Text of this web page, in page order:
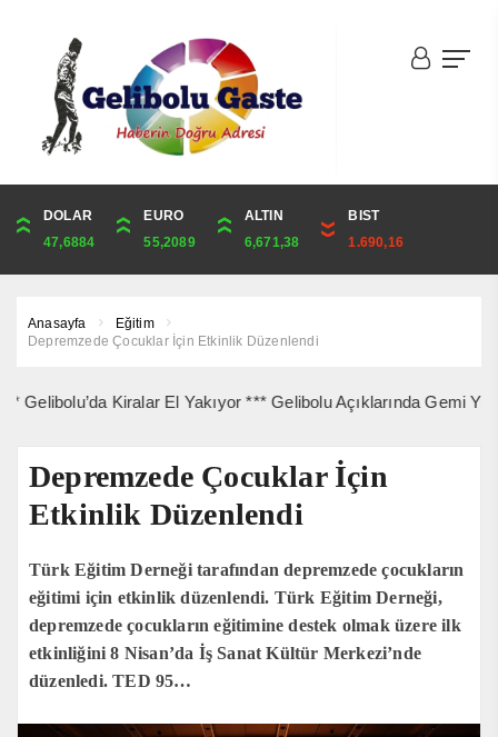
DOLAR
47,6884
EURO
55,2089
ALTIN
6,671,38
BIST
1.690,16
ONS
4,350,14
ALTIN
6,671,38
ÇEYREK
10,907,70
CUMHURİYET
44,829,00
Anasayfa
Eğitim
Depremzede Çocuklar İçin Etkinlik Düzenlendi
El Yakıyor *** Gelibolu Açıklarında Gemi Yangını
Depremzede Çocuklar İçin
Etkinlik Düzenlendi
Türk Eğitim Derneği tarafından depremzede çocukların
eğitimi için etkinlik düzenlendi. Türk Eğitim Derneği,
depremzede çocukların eğitimine destek olmak üzere ilk
etkinliğini 8 Nisan’da İş Sanat Kültür Merkezi’nde
düzenledi. TED 95…